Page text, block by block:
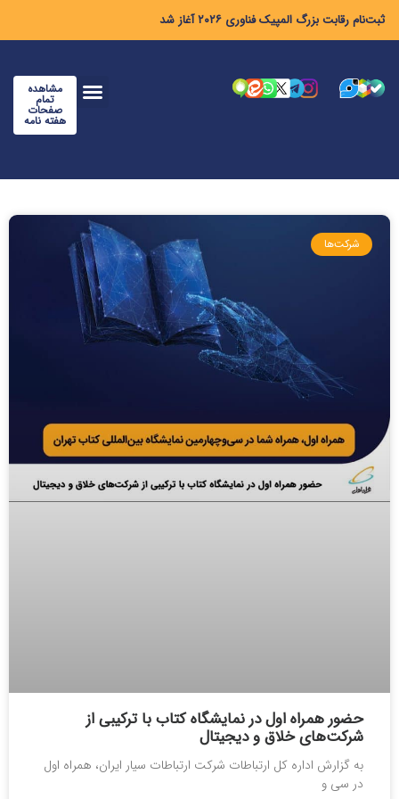
ثبت‌نام رقابت بزرگ المپیک فناوری ۲۰۲۶ آغاز شد
مشاهده
تمام
صفحات
هفته نامه
شرکت‌ها
حضور همراه اول در نمایشگاه کتاب با ترکیبی از
شرکت‌های خلاق و دیجیتال
به گزارش اداره کل ارتباطات شرکت ارتباطات سیار ایران، همراه اول
در سی و